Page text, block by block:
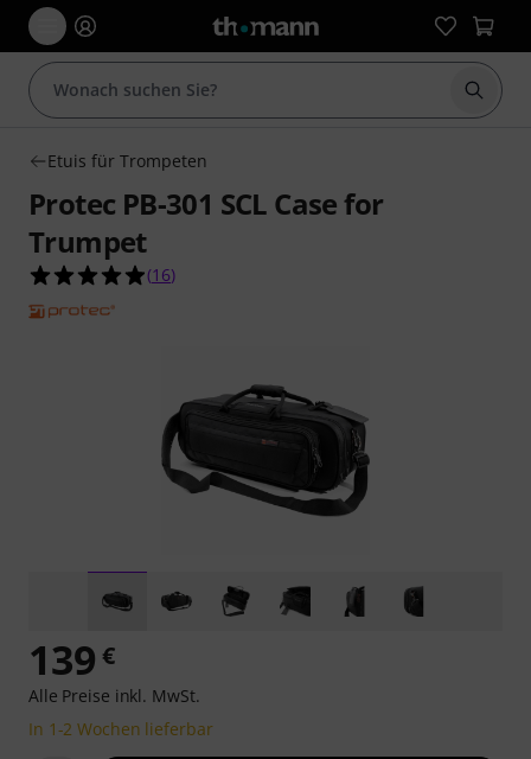
Suche
Etuis für Trompeten
Protec PB-301 SCL Case for
Trumpet
4.9 von 5 Sternen aus 16 Kundenbewertungen
(16)
139 €
Alle Preise inkl. MwSt.
In 1-2 Wochen lieferbar